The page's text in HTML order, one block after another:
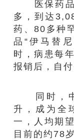
医保药品
多，到达
药、80多种
品“伊马替
时，病患每
报销后，自
同时，中
升，成为全
一，人均期
目前的约78岁